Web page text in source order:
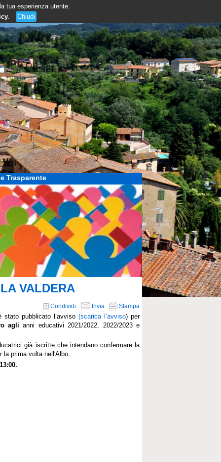
tua esperienza utente.
. Chiudi
Trasparente
VALDERA
Condividi Invia Stampa
pubblicato l’avviso (scarica l’avviso) per
agli anni educativi 2021/2022, 2022/2023 e
già iscritte che intendano confermare la
la prima volta nell′Albo.